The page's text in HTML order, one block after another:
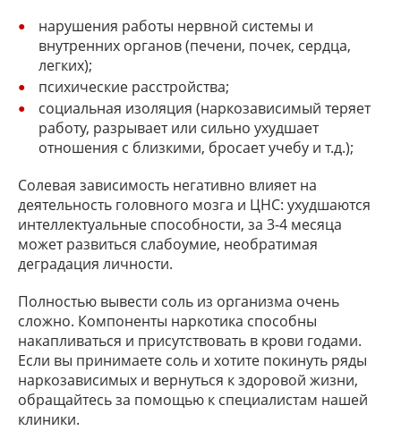
нарушения работы нервной системы и
внутренних органов (печени, почек, сердца,
легких);
психические расстройства;
социальная изоляция (наркозависимый теряет
работу, разрывает или сильно ухудшает
отношения с близкими, бросает учебу и т.д.);
Солевая зависимость негативно влияет на
деятельность головного мозга и ЦНС: ухудшаются
интеллектуальные способности, за 3-4 месяца
может развиться слабоумие, необратимая
деградация личности.
Полностью вывести соль из организма очень
сложно. Компоненты наркотика способны
накапливаться и присутствовать в крови годами.
Если вы принимаете соль и хотите покинуть ряды
наркозависимых и вернуться к здоровой жизни,
обращайтесь за помощью к специалистам нашей
клиники.